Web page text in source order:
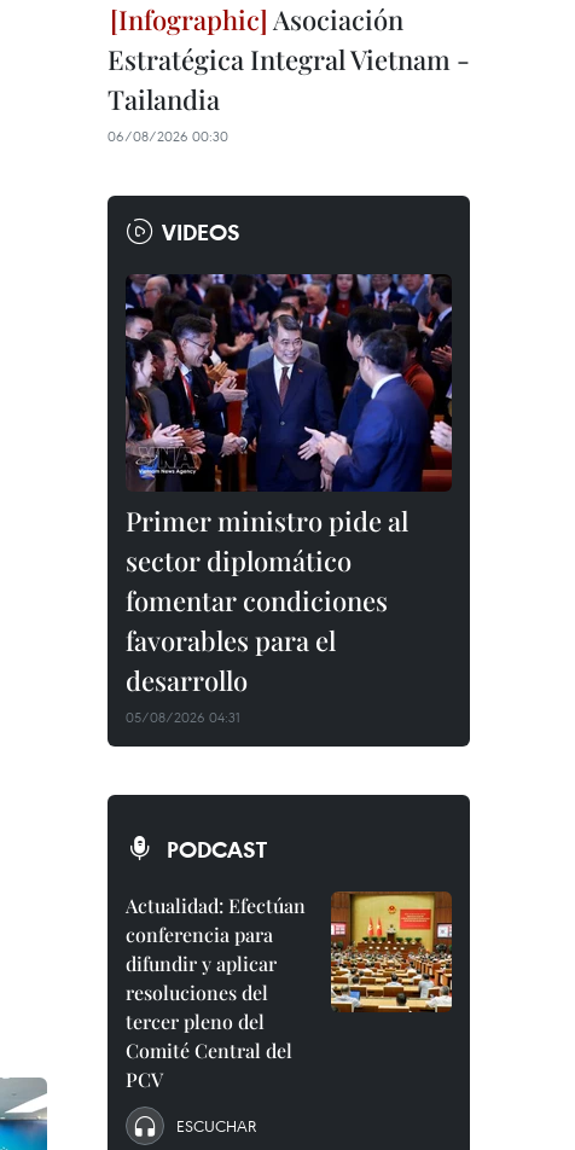
Asociación
Estratégica Integral Vietnam -
Tailandia
06/08/2026 00:30
VIDEOS
Primer ministro pide al
sector diplomático
fomentar condiciones
favorables para el
desarrollo
05/08/2026 04:31
PODCAST
Actualidad: Efectúan
conferencia para
difundir y aplicar
resoluciones del
tercer pleno del
Comité Central del
PCV
ESCUCHAR